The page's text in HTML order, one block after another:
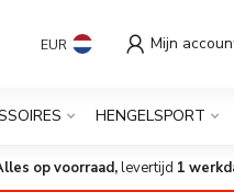
EUR Mijn
HENGELSPORT
op voorraad,levertijd 1